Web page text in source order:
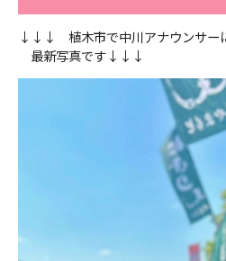
↓↓↓ 植木市で中川アナウンサーに
最新写真です↓↓↓